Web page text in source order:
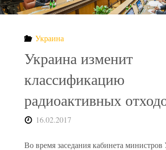
из
Украина
Украина изменит
классификацию
радиоактивных
16.02.2017
Во время заседания кабинета